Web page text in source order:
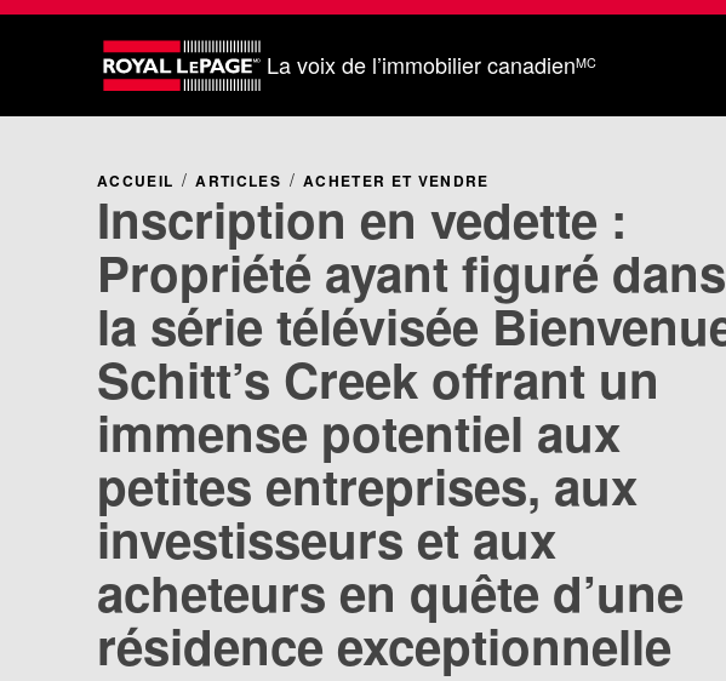
La voix de l’immobilier canadienMC
ACCUEIL ARTICLES ACHETER ET VENDRE
Inscription en vedette :
Propriété ayant figuré dans
la série télévisée
Schitt’s Creek offrant un
immense potentiel aux
petites entreprises, aux
investisseurs et aux
acheteurs en quête d’une
résidence exceptionnelle